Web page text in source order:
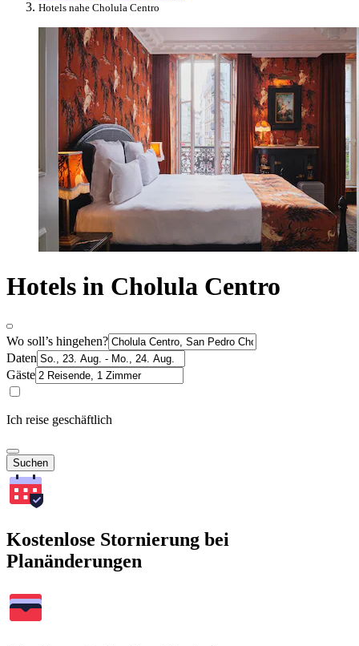
Hotels nahe Cholula Centro
Hotels in Cholula Centro
Wo soll’s hingehen?
Daten
Gäste
Ich reise geschäftlich
Suchen
Kostenlose Stornierung bei
Planänderungen